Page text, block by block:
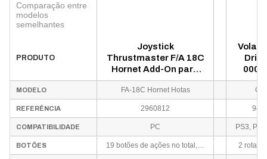
Comparação entre
modelos
semelhantes
PRODUTO
Joystick
Thrustmaster F/A 18C
Hornet Add-On para
PC - Preto
MODELO FA-18C Hornet Hotas
REFERÊNCIA 2960812
COMPATIBILIDADE PC
BOTÕES 19 botões de ações no total, mais um hat switch de “ponto de vista” de 8 direções 2